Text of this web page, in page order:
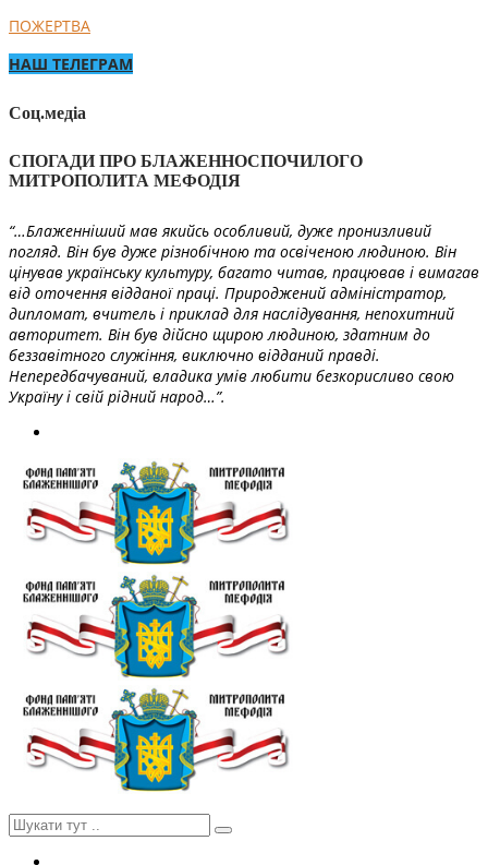
ПОЖЕРТВА
НАШ ТЕЛЕГРАМ
Соц.медіа
СПОГАДИ ПРО БЛАЖЕННОСПОЧИЛОГО
МИТРОПОЛИТА МЕФОДІЯ
“…Блаженніший мав якийсь особливий, дуже пронизливий
погляд. Він був дуже різнобічною та освіченою людиною. Він
цінував українську культуру, багато читав, працював і вимагав
від оточення відданої праці. Природжений адміністратор,
дипломат, вчитель і приклад для наслідування, непохитний
авторитет. Він був дійсно щирою людиною, здатним до
беззавітного служіння, виключно відданий правді.
Непередбачуваний, владика умів любити безкорисливо свою
Україну і свій рідний народ…”.